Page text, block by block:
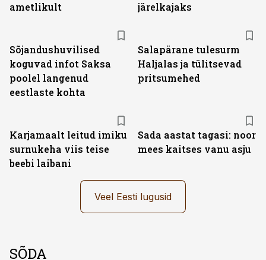
ametlikult
järelkajaks
Sõjandushuvilised
koguvad infot Saksa
poolel langenud
eestlaste kohta
Salapärane tulesurm
Haljalas ja tülitsevad
pritsumehed
Karjamaalt leitud imiku
surnukeha viis teise
beebi laibani
Sada aastat tagasi: noor
mees kaitses vanu asju
Veel Eesti lugusid
SÕDA